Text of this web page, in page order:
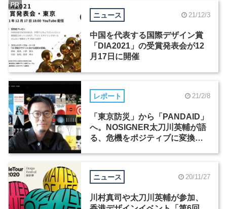
ニュース 21/12/3
中国を代表する国際デザイン賞
「DIA2021」の受賞発表会が12
月17日に開催
PR
レポート 21/2/8
「東京防災」から「PANDAID」
へ。NOSIGNER太刀川英輔が語
る、危機をポジティブに変換す
ニュース 20/11/27
川村真司や太刀川英輔が参加、